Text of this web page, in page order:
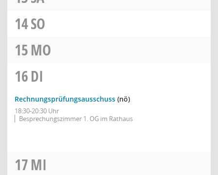
14SO
15MO
16DI
Rechnungsprüfungsausschuss (nö)
18:30-20:30 Uhr
Besprechungszimmer 1. OG im Rathaus
17MI